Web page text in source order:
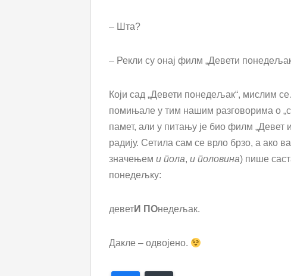
– Шта?
– Рекли су онај филм „Девети
Који сад „Девети понедељак“, мислим
помињале у тим нашим разговорима о
памет, али у питању је био филм „Девет
радију. Сетила сам се врло брзо, а ако
значењем и пола, и половина) пише
понедељку:
деветИ ПОнедељак.
Дакле – одвојено.